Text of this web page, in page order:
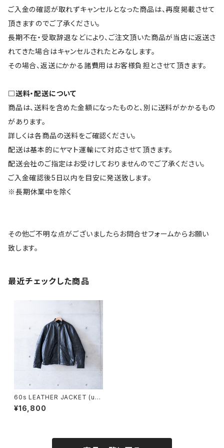
ご入金の確認が取れずキャンセルとなった商品は、再度掲載させて
頂きますのでご了承ください。
長期不在・受取辞退などにより、ご注文頂いた商品が当店に返送さ
れてきた場合はキャンセルされたとみなします。
その場合、返送にかかる諸費用はお客様負担とさせて頂きます。
□送料・配送について
商品は、送料を含めた金額になったものと、別に送料がかかるもの
があります。
詳しくは各商品の送料をご確認ください。
配送は基本的にヤマト運輸にて対応させて頂きます。
配送会社のご指定はお受けしておりませんのでご了承ください。
ご入金確認後5日以内を目安に発送致します。
※長期休業中を除く
その他ご不明な点がございましたらお問合せフォームからお願い
致します。
最近チェックした商品
60s LEATHER JACKET (us
ed)
¥16,800